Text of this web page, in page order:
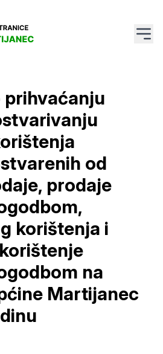
od
prodaje
korištenja i
na
Martijanec